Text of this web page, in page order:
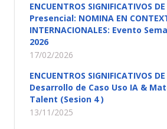
ENCUENTROS SIGNIFICATIVOS
Presencial: NOMINA EN
INTERNACIONALES: Evento
2026
17/02/2026
ENCUENTROS SIGNIFICATIVOS
Desarrollo de Caso Uso IA &
Talent (Sesion 4 )
13/11/2025